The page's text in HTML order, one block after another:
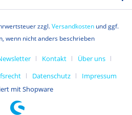
zzgl.Versandkosten und ggf.
wenn nicht anders beschrieben
Kontakt
Über uns
Datenschutz
Impressum
mit Shopware